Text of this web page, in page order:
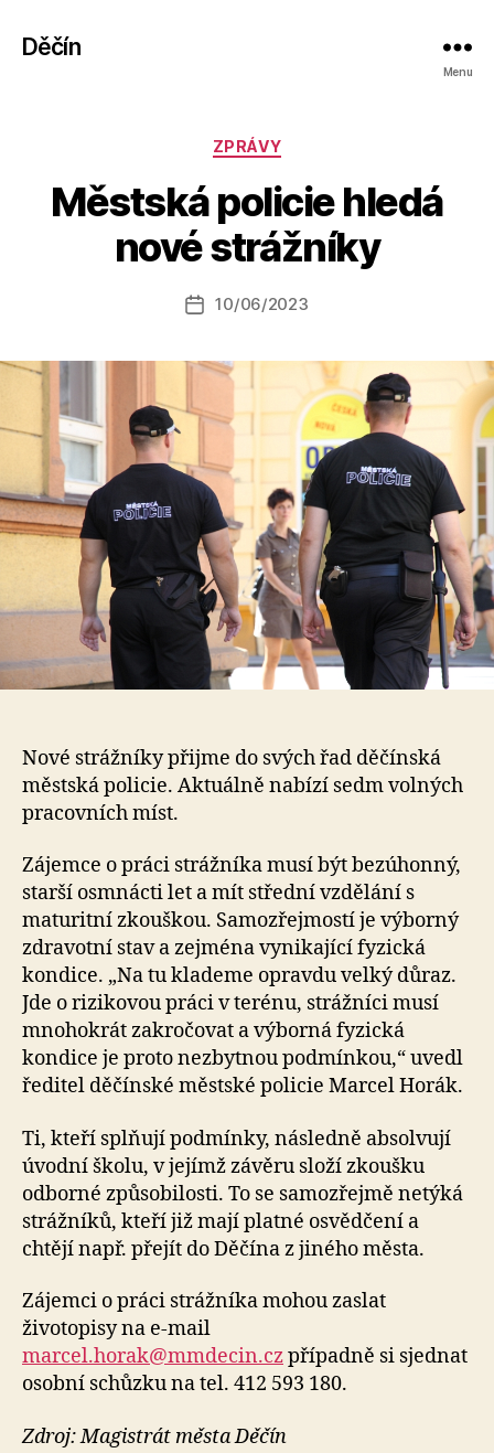
Děčín
Menu
Rubriky
ZPRÁVY
Městská policie hledá
nové strážníky
Autor
příspěvku
u
t
o
a
Datum
10/06/2023
Nové strážníky přijme do svých řad děčínská
městská policie. Aktuálně nabízí sedm volných
pracovních míst.
Zájemce o práci strážníka musí být bezúhonný,
starší osmnácti let a mít střední vzdělání s
maturitní zkouškou. Samozřejmostí je výborný
zdravotní stav a zejména vynikající fyzická
kondice. „Na tu klademe opravdu velký důraz.
Jde o rizikovou práci v terénu, strážníci musí
mnohokrát zakročovat a výborná fyzická
kondice je proto nezbytnou podmínkou,“ uvedl
ředitel děčínské městské policie Marcel Horák.
Ti, kteří splňují podmínky, následně absolvují
úvodní školu, v jejímž závěru složí zkoušku
odborné způsobilosti. To se samozřejmě netýká
strážníků, kteří již mají platné osvědčení a
chtějí např. přejít do Děčína z jiného města.
Zájemci o práci strážníka mohou zaslat
životopisy na e-mail
marcel.horak@mmdecin.czpřípadně si sjednat
osobní schůzku na tel. 412 593 180.
Zdroj: Magistrát města Děčín